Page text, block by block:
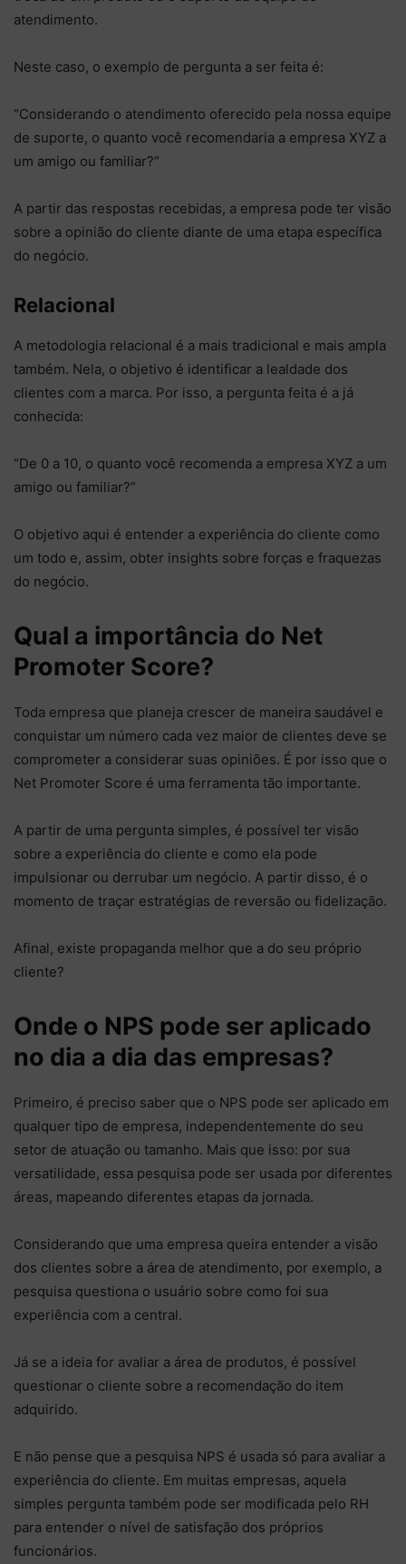
atendimento.
Neste caso, o exemplo de pergunta a ser feita é:
“Considerando o atendimento oferecido pela nossa equipe
de suporte, o quanto você recomendaria a empresa XYZ a
um amigo ou familiar?”
A partir das respostas recebidas, a empresa pode ter visão
sobre a opinião do cliente diante de uma etapa específica
do negócio.
Relacional
A metodologia relacional é a mais tradicional e mais ampla
também. Nela, o objetivo é identificar a lealdade dos
clientes com a marca. Por isso, a pergunta feita é a já
conhecida:
“De 0 a 10, o quanto você recomenda a empresa XYZ a um
amigo ou familiar?”
O objetivo aqui é entender a experiência do cliente como
um todo e, assim, obter insights sobre forças e fraquezas
do negócio.
Qual a importância do Net
Promoter Score?
Toda empresa que planeja crescer de maneira saudável e
conquistar um número cada vez maior de clientes deve se
comprometer a considerar suas opiniões. É por isso que o
Net Promoter Score é uma ferramenta tão importante.
A partir de uma pergunta simples, é possível ter visão
sobre a experiência do cliente e como ela pode
impulsionar ou derrubar um negócio. A partir disso, é o
momento de traçar estratégias de reversão ou fidelização.
Afinal, existe propaganda melhor que a do seu próprio
cliente?
Onde o NPS pode ser aplicado
no dia a dia das empresas?
Primeiro, é preciso saber que o NPS pode ser aplicado em
qualquer tipo de empresa, independentemente do seu
setor de atuação ou tamanho. Mais que isso: por sua
versatilidade, essa pesquisa pode ser usada por diferentes
áreas, mapeando diferentes etapas da jornada.
Considerando que uma empresa queira entender a visão
dos clientes sobre a área de atendimento, por exemplo, a
pesquisa questiona o usuário sobre como foi sua
experiência com a central.
Já se a ideia for avaliar a área de produtos, é possível
questionar o cliente sobre a recomendação do item
adquirido.
E não pense que a pesquisa NPS é usada só para avaliar a
experiência do cliente. Em muitas empresas, aquela
simples pergunta também pode ser modificada pelo RH
para entender o nível de satisfação dos próprios
funcionários.